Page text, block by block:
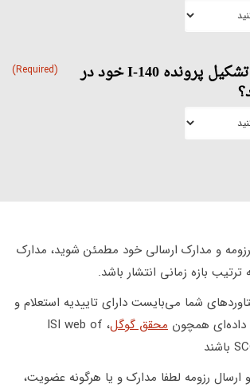
آیا نیاز فوری به تشکیل پرونده I-140 خود در (Required)
رزومه و مدارک ارسالی خود مطمئن شوید، مدارک
بازه زمانی انتشار باشد.
شما می‌بایست دارای تاییدیه استعلام و
همچون محقق گوگل، ISI web of
ارسال رزومه لطفا مدارک و یا هرگونه عضویت،